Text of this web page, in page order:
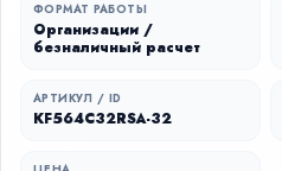
ФОРМАТ РАБОТЫ
Организации /
безналичный расчет
АРТИКУЛ / ID
KF564C32RSA-32